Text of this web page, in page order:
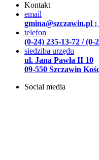
Kontakt
email
gmina@szczawin.pl
telefon
(0-24) 235-13-72 / (0-
siedziba urzędu
ul. Jana Pawła II 10
09-550 Szczawin
Social media